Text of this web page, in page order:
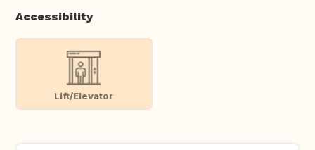
Accessibility
Lift/Elevator